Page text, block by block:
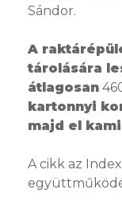
Sándor.
A
tárolására
átlagosan
kartonnyi
majd el
A cikk az